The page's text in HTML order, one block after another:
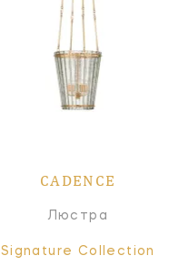
CADENCE
Люстра
Signature Collection